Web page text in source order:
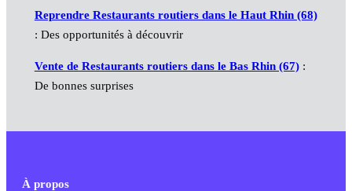
Reprendre Restaurants routiers dans le Haut Rhin (68)
: Des opportunités à découvrir
Vente de Restaurants routiers dans le Bas Rhin (67):
De bonnes surprises
À propos